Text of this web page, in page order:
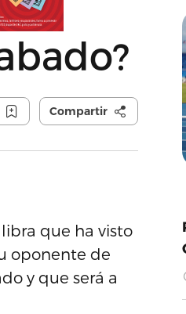
Compartir
que ha visto
oponente de
y que será a